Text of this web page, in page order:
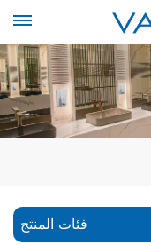
فئات المنتج